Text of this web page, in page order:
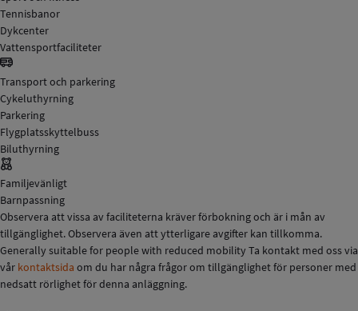
Tennisbanor
Dykcenter
Vattensportfaciliteter
Transport och parkering
Cykeluthyrning
Parkering
Flygplatsskyttelbuss
Biluthyrning
Familjevänligt
Barnpassning
Observera att vissa av faciliteterna kräver förbokning och är i mån av
tillgänglighet. Observera även att ytterligare avgifter kan tillkomma.
Generally suitable for people with reduced mobility Ta kontakt med oss via
vår kontaktsida om du har några frågor om tillgänglighet för personer med
nedsatt rörlighet för denna anläggning.